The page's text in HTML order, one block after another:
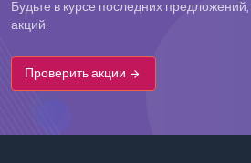
Будьте в курсе последних
акций.
Проверить акции